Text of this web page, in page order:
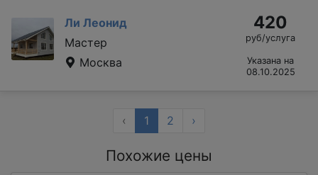
Ли Леонид
Мастер
Москва
420
руб/услуга
Указана на
08.10.2025
‹ 1 2 ›
Похожие цены